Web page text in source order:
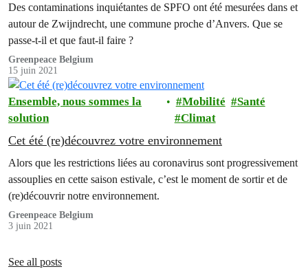
Des contaminations inquiétantes de SPFO ont été mesurées dans et
autour de Zwijndrecht, une commune proche d’Anvers. Que se
passe-t-il et que faut-il faire ?
Greenpeace Belgium
15 juin 2021
Ensemble, nous sommes la
solution
Mobilité
Santé
Climat
Cet été (re)découvrez votre environnement
Alors que les restrictions liées au coronavirus sont progressivement
assouplies en cette saison estivale, c’est le moment de sortir et de
(re)découvrir notre environnement.
Greenpeace Belgium
3 juin 2021
See all posts